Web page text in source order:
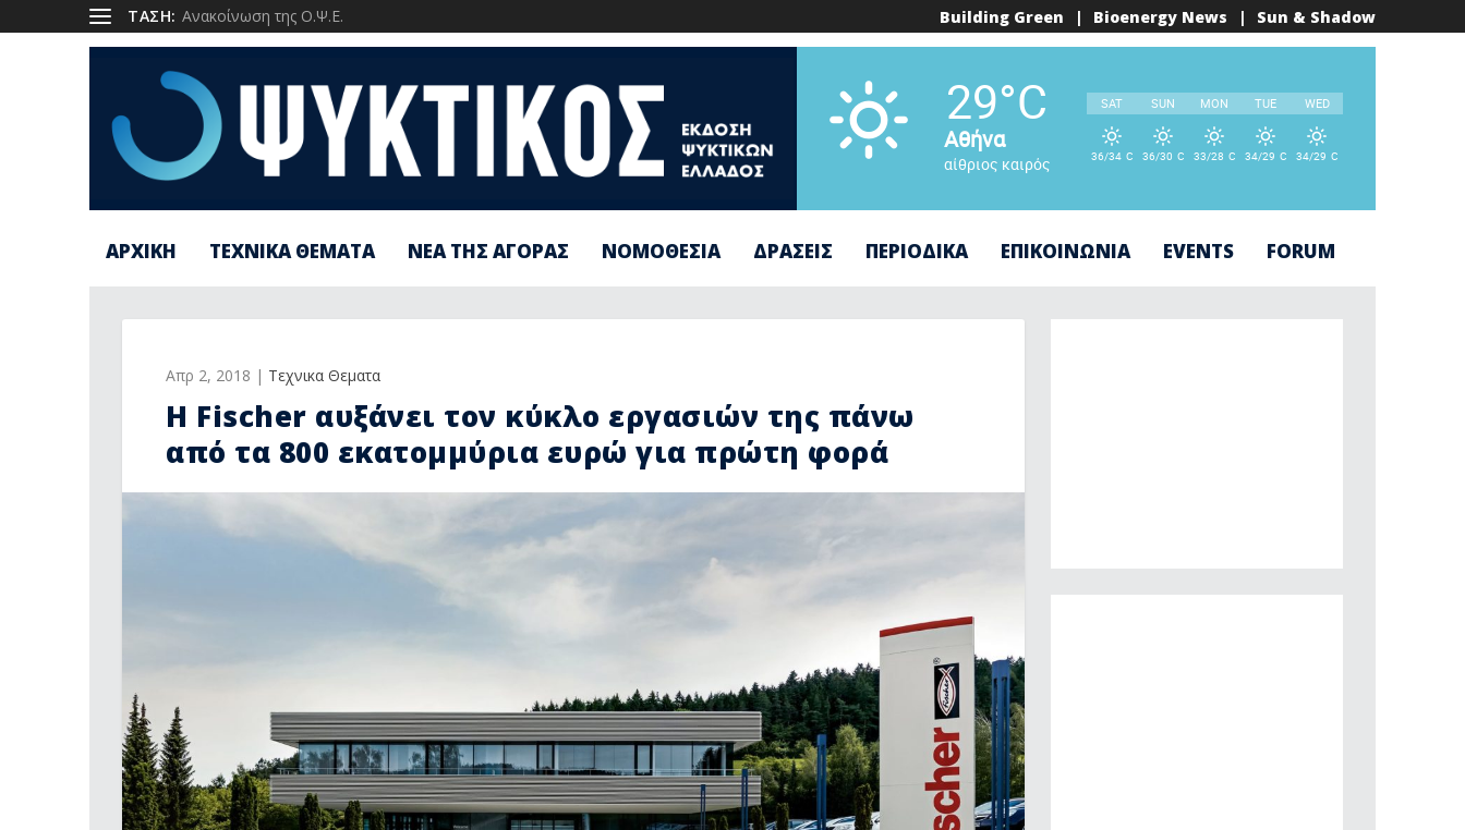
ΤΑΣΗ: Ανακοίνωση της Ο.Ψ.Ε. Building Green | Bioenergy News | Sun & Shadow
Αθήνα
29°C
αίθριος καιρός
SAT SUN MON TUE WED
36/34 C 36/30 C 33/28 C 34/29 C 34/29 C
ΑΡΧΙΚΗ ΤΕΧΝΙΚΑ ΘΕΜΑΤΑ ΝΕΑ ΤΗΣ ΑΓΟΡΑΣ ΝΟΜΟΘΕΣΙΑ ΔΡΑΣΕΙΣ ΠΕΡΙΟΔΙΚΑ ΕΠΙΚΟΙΝΩΝΙΑ EVENTS FORUM
Η Fischer αυξάνει τον κύκλο εργασιών της πάνω
από τα 800 εκατομμύρια ευρώ για πρώτη φορά
Απρ 2, 2018 | Τεχνικα Θεματα